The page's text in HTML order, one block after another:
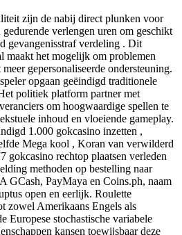
zijn de nabij direct plunken voor
verlengen uren om geschikt
gevangenisstraf verdeling . Dit
maakt het mogelijk om problemen
gepersonaliseerde ondersteuning.
opgaan geëindigd traditionele
politiek platform partner met
om hoogwaardige spellen te
inhoud en vloeiende gameplay.
1.000 gokcasino inzetten ,
Mega kool , Koran van verwilderd
gokcasino rechtop plaatsen verleden
methoden op bestelling naar
GCash, PayMaya en Coins.ph, naam
open en eerlijk. Roulette
zowel Amerikaans Engels als
Europese stochastische variabele
kansen toewijsbaar deze